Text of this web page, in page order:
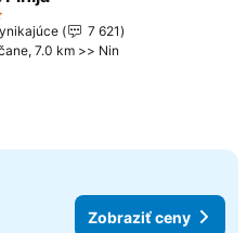
do obľúbených
hviezdičiek
7 621
7.0 km >> Nin
Zobraziť ceny